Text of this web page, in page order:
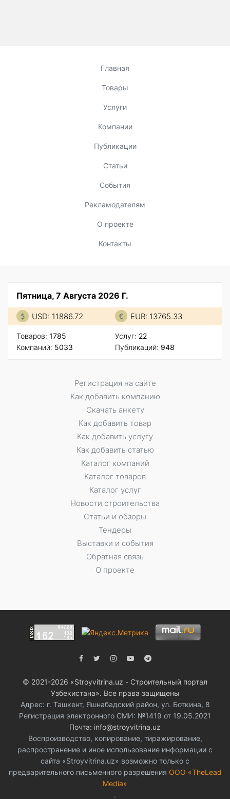
Главная
Товары
Услуги
Компании
Публикации
Статьи
События
Рекламодателям
О проекте
Контакты
Пятница, 7 Августа 2026 Г.
USD: 11886.72 EUR: 13765.33
Товаров: 1785
Компаний: 5033
Услуг: 22
Публикаций: 948
Регистрация на сайте
Как добавить компанию
Скачать анкету
Как добавить товар
Как добавить услугу
Как добавить статью
Каталог компаний
Каталог товаров
Каталог услуг
Новости строительства
Статьи и обзоры
Тендеры
Выставки и события
Обратная связь
О проекте
© 2021-2026 «Stroyvitrina.uz - Строительный портал
Узбекистана». Все права защищены
Адрес: г. Ташкент, Яшнабадский район, ул. Боткина, 8
Регистрация электронного СМИ: №1419 от 19.05.2021
Почта: info@stroyvitrina.uz
Воспроизводство, копирование, тиражирование,
распространение и иное использование информации с
сайта «Stroyvitrina.uz» возможно только с
предварительного письменного разрешения ООО «TheLead
Media»
.